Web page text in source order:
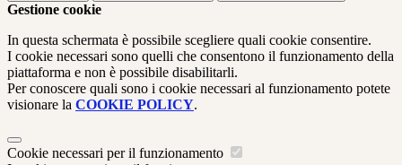
Gestione cookie
In questa schermata è possibile scegliere quali cookie consentire.
I cookie necessari sono quelli che consentono il funzionamento della
piattaforma e non è possibile disabilitarli.
Per conoscere quali sono i cookie necessari al funzionamento potete
visionare la COOKIE POLICY.
Cookie necessari per il funzionamento